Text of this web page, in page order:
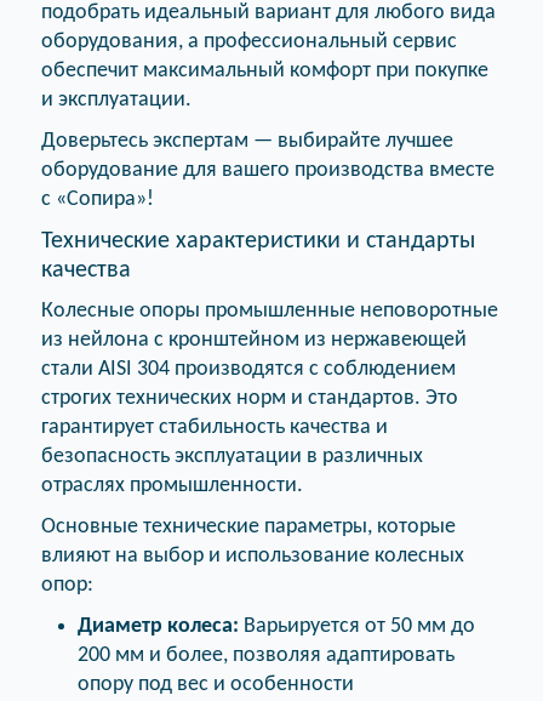
подобрать идеальный вариант для любого вида
оборудования, а профессиональный сервис
обеспечит максимальный комфорт при покупке
и эксплуатации.
Доверьтесь экспертам — выбирайте лучшее
оборудование для вашего производства вместе
с «Сопира»!
Технические характеристики и стандарты
качества
Колесные опоры промышленные неповоротные
из нейлона с кронштейном из нержавеющей
стали AISI 304 производятся с соблюдением
строгих технических норм и стандартов. Это
гарантирует стабильность качества и
безопасность эксплуатации в различных
отраслях промышленности.
Основные технические параметры, которые
влияют на выбор и использование колесных
опор:
Диаметр колеса: Варьируется от 50 мм до
200 мм и более, позволяя адаптировать
опору под вес и особенности